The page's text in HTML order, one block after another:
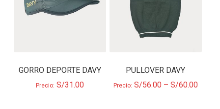
GORRO DEPORTE DAVY
Precio: S/31.00
PULLOVER DAVY
Precio: S/56.00– S/60.00